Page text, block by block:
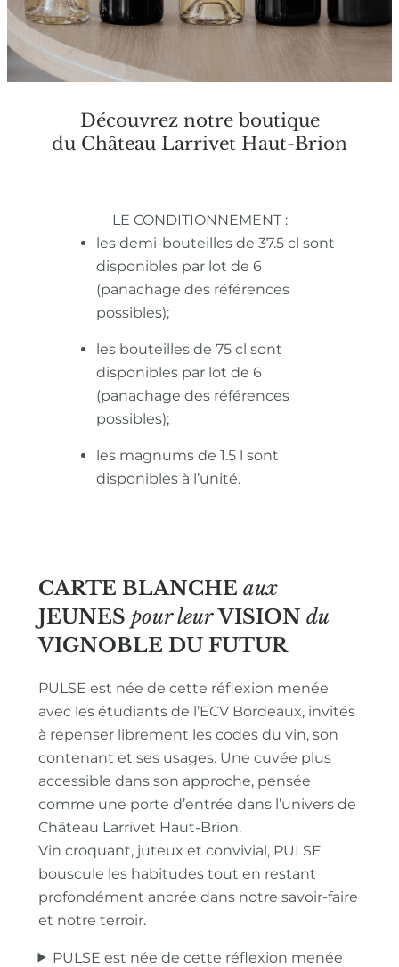
Découvrez notre boutique
du Château Larrivet Haut-Brion
LE CONDITIONNEMENT :
les demi-bouteilles de 37.5 cl sont
disponibles par lot de 6
(panachage des références
possibles);
les bouteilles de 75 cl sont
disponibles par lot de 6
(panachage des références
possibles);
les magnums de 1.5 l sont
disponibles à l’unité.
CARTE BLANCHE aux
JEUNES pour leur VISION du
VIGNOBLE DU FUTUR
PULSE est née de cette réflexion menée
avec les étudiants de l’ECV Bordeaux, invités
à repenser librement les codes du vin, son
contenant et ses usages. Une cuvée plus
accessible dans son approche, pensée
comme une porte d’entrée dans l’univers de
Château Larrivet Haut-Brion.
Vin croquant, juteux et convivial, PULSE
bouscule les habitudes tout en restant
profondément ancrée dans notre savoir-faire
et notre terroir.
PULSE est née de cette réflexion menée